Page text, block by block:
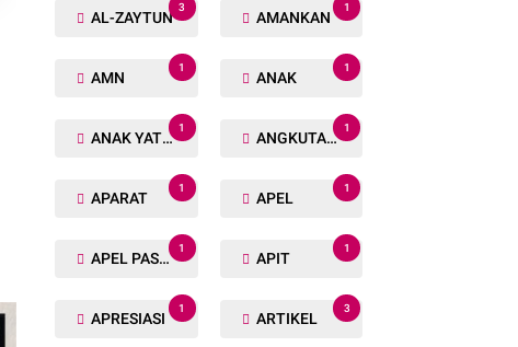
AL-ZAYTUN
3
AMANKAN
1
AMN
1
ANAK
1
ANAK YATIM
1
ANGKUTAN TRANSPORTASI
1
APARAT
1
APEL
1
APEL PASUKAN
1
APIT
1
APRESIASI
1
ARTIKEL
3